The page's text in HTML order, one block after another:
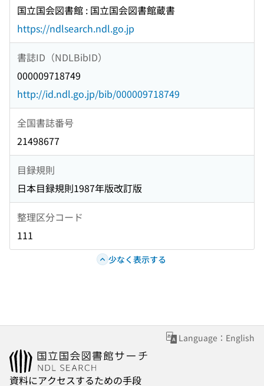
国立国会図書館 : 国立国会図書館蔵書
https://ndlsearch.ndl.go.jp
書誌ID（NDLBibID）
000009718749
http://id.ndl.go.jp/bib/000009718749
全国書誌番号
21498677
目録規則
日本目録規則1987年版改訂版
整理区分コード
111
少なく表示する
Language：English
資料にアクセスするための手段